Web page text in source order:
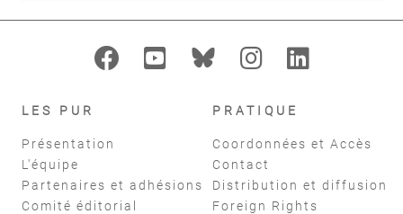
LES PUR
Présentation
L'équipe
Partenaires et adhésions
Comité éditorial
PRATIQUE
Coordonnées et Accès
Contact
Distribution et diffusion
Foreign Rights